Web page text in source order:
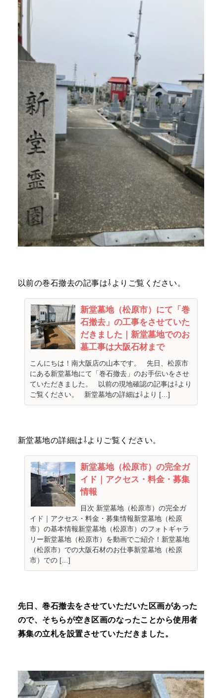
以前の巻石撤去の記事は⇩よりご覧ください。
新堂墓地（松原市）にて「巻
石撤去」の工事をさせていた
だきました｜新堂墓地でのお
墓工事は大阪石材まで
こんにちは！南大阪店の山本です。 先日、松原市
にある新堂墓地にて「巻石撤去」のお手伝いをさせ
ていただきました。 以前の現地確認の記事は⇩より
ご覧ください。 新堂墓地の詳細は⇩より […]
新堂墓地の詳細は⇩よりご覧ください。
新堂墓地（松原市）の完全ガ
イド｜アクセス・料金・募集
情報
目次 新堂墓地（松原市）の完全ガ
イド｜アクセス・料金・募集情報新堂墓地（松原
市）の基本情報新堂墓地（松原市）のフォトギャラ
リー新堂墓地（松原市）を動画でご紹介！新堂墓地
（松原市）での大阪石材のお仕事新堂墓地（松原
市）での […]
先日、巻石撤去をさせていただいた区画があった
ので、そちらが空き区画のなったことから使用者
募集の立札を設置させていただきました。